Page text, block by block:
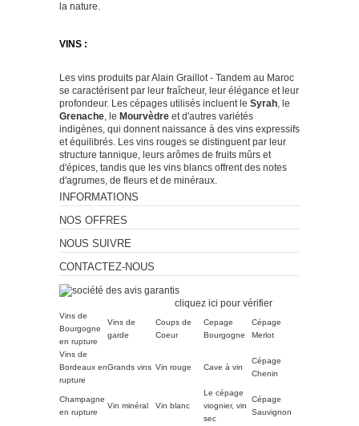
la nature.
VINS :
Les vins produits par Alain Graillot - Tandem au Maroc
se caractérisent par leur fraîcheur, leur élégance et leur
profondeur. Les cépages utilisés incluent le Syrah, le
Grenache, le Mourvèdre et d'autres variétés
indigènes, qui donnent naissance à des vins expressifs
et équilibrés. Les vins rouges se distinguent par leur
structure tannique, leurs arômes de fruits mûrs et
d'épices, tandis que les vins blancs offrent des notes
d'agrumes, de fleurs et de minéraux.
INFORMATIONS
NOS OFFRES
NOUS SUIVRE
CONTACTEZ-NOUS
cliquez ici pour vérifier.
Vins de
Bourgogne
en rupture
Vins de
garde
Coups de
Coeur
Cepage
Bourgogne
Cépage
Merlot
Vins de
Bordeaux en
rupture
Grands vins Vin rouge Cave à vin
Cépage
Chenin
Champagne
en rupture
Vin minéral Vin blanc
Le cépage
viognier, vin
sec
Cépage
Sauvignon